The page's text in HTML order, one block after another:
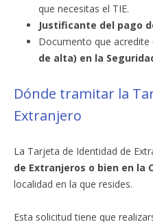
que necesitas el TIE.
Justificante del pago
Documento que acredite
de alta) en la
Dónde tramitar la
Extranjero
La Tarjeta de Identidad de
de Extranjeros o bien en la
localidad en la que resides.
Esta solicitud tiene que